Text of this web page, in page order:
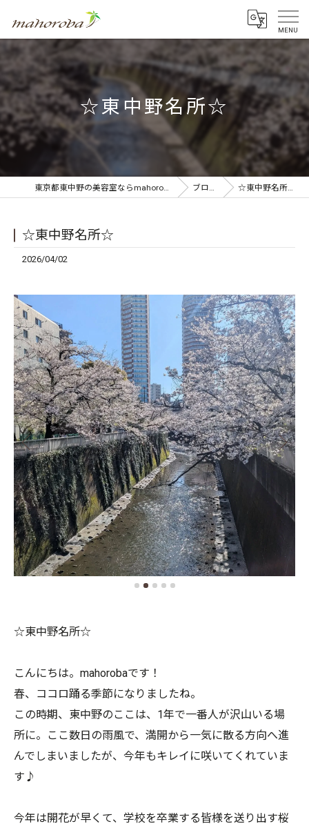
☆東中野名所☆
東京都東中野の美容室ならmahoroba ブログ ☆東中野名所☆
☆東中野名所☆
2026/04/02
☆東中野名所☆
こんにちは。mahorobaです！
春、ココロ踊る季節になりましたね。
この時期、東中野のここは、1年で一番人が沢山いる場
所に。ここ数日の雨風で、満開から一気に散る方向へ進
んでしまいましたが、今年もキレイに咲いてくれていま
す♪
今年は開花が早くて、学校を卒業する皆様を送り出す桜